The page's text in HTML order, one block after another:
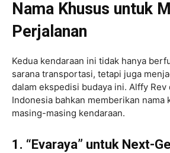
Nama Khusus untuk
Perjalanan
Kedua kendaraan ini tidak hanya
sarana transportasi, tetapi juga
dalam ekspedisi budaya ini. Alffy Rev
Indonesia bahkan memberikan nama
masing-masing kendaraan.
1. “Evaraya” untuk Next-